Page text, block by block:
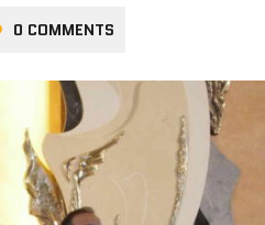
0 COMMENTS